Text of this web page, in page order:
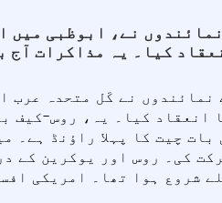
نے، ابوظبی میں
کیا۔ یہ مذاکرات آج
نمائندوں نے کَل متحدہ عرب
انعقاد کیا۔ یہ، روس-کیف
چیت کا پہلا راؤنڈ ہے۔
کی۔ روس اور یوکرین کے
4 سال پہلے شروع ہوا تھا۔ امریکی